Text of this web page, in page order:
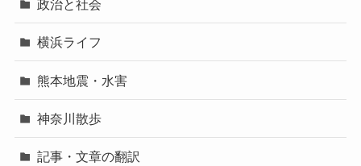
政治と社会
横浜ライフ
熊本地震・水害
神奈川散歩
記事・文章の翻訳